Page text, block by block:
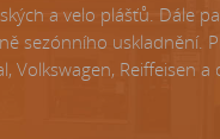
a velo plášťů. Dále
sezónního uskladnění.
Volkswagen, Reiffeisen a